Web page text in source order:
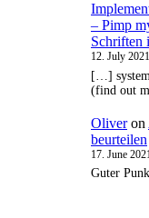
– Pimp
Schriften
12. July 2021
[…]
(find out
Oliveron
beurteilen
17. June
Guter